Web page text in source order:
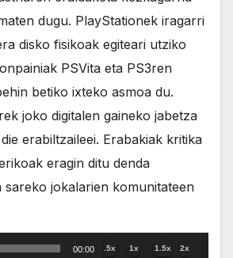
dugu. PlayStationek iragarri
disko fisikoak egiteari utziko
PSVita eta PS3ren
betiko ixteko asmoa du.
joko digitalen gaineko jabetza
erabiltzaileei. Erabakiak kritika
eragin ditu denda
sareko jokalarien komunitateen
00:00 .5x 1x 1.5x 2x